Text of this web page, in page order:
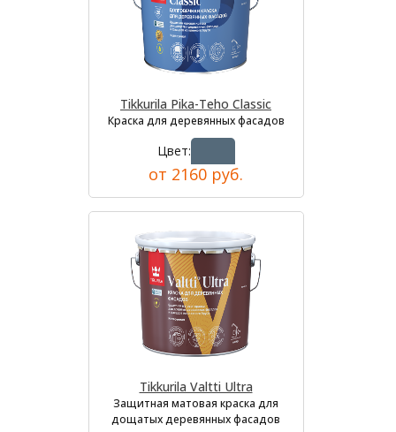
Tikkurila Pika-Teho Classic
Краска для деревянных фасадов
Цвет:
от 2160 руб.
Tikkurila Valtti Ultra
Защитная матовая краска для
дощатых деревянных фасадов